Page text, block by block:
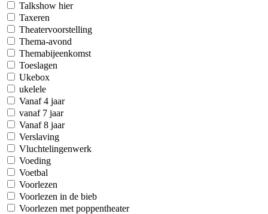
Talkshow hier
Taxeren
Theatervoorstelling
Thema-avond
Themabijeenkomst
Toeslagen
Ukebox
ukelele
Vanaf 4 jaar
vanaf 7 jaar
Vanaf 8 jaar
Verslaving
Vluchtelingenwerk
Voeding
Voetbal
Voorlezen
Voorlezen in de bieb
Voorlezen met poppentheater